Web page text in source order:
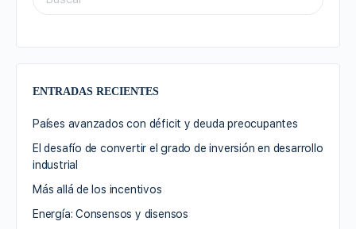
ENTRADAS RECIENTES
Países avanzados con déficit y deuda preocupantes
El desafío de convertir el grado de inversión en desarrollo
industrial
Más allá de los incentivos
Energía: Consensos y disensos